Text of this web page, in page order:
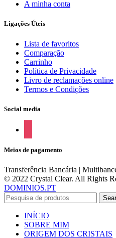
A minha conta
Ligações Úteis
Lista de favoritos
Comparação
Carrinho
Política de Privacidade
Livro de reclamações online
Termos e Condições
Social media
Meios de pagamento
Transferência Bancária |
© 2022 Crystal Clear. All Rights
DOMINIOS.PT
INÍCIO
SOBRE MIM
ORIGEM DOS CRISTAIS